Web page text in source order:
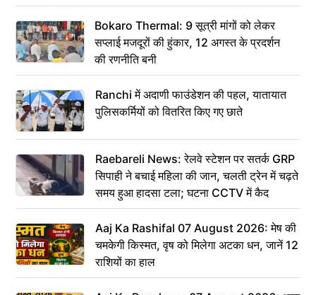
Bokaro Thermal: 9 सूत्री मांगों को लेकर
सप्लाई मजदूरों की हुंकार, 12 अगस्त के प्रदर्शन
की रणनीति बनी
Ranchi में अदाणी फाउंडेशन की पहल, यातायात
पुलिसकर्मियों को वितरित किए गए छाते
Raebareli News: रेलवे स्टेशन पर सतर्क GRP
सिपाही ने बचाई महिला की जान, चलती ट्रेन में चढ़ते
समय हुआ हादसा टला; घटना CCTV में कैद
Aaj Ka Rashifal 07 August 2026: मेष की
चमकेगी किस्मत, वृष को मिलेगा अटका धन, जानें 12
राशियों का हाल